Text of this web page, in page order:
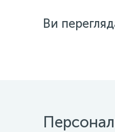
Ви